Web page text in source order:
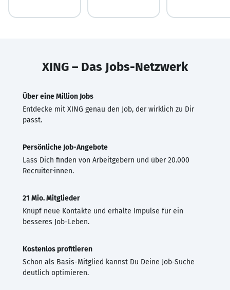
XING – Das Jobs-Netzwerk
Über eine Million Jobs
Entdecke mit XING genau den Job, der wirklich zu Dir
passt.
Persönliche Job-Angebote
Lass Dich finden von Arbeitgebern und über 20.000
Recruiter·innen.
21 Mio. Mitglieder
Knüpf neue Kontakte und erhalte Impulse für ein
besseres Job-Leben.
Kostenlos profitieren
Schon als Basis-Mitglied kannst Du Deine Job-Suche
deutlich optimieren.